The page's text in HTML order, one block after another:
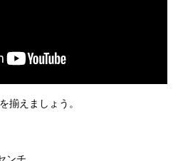
揃えましょう。